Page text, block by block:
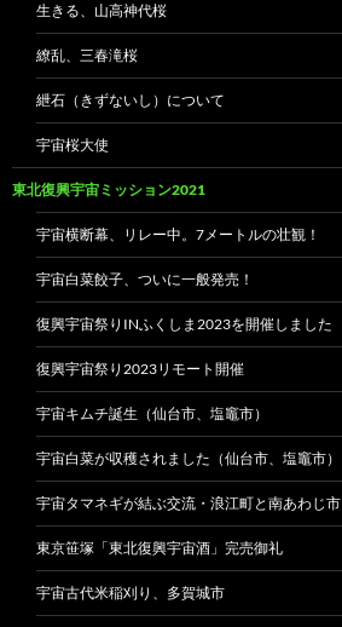
生きる、山高神代桜
繚乱、三春滝桜
紲石（きずないし）について
宇宙桜大使
東北復興宇宙ミッション2021
宇宙横断幕、リレー中。7メートルの壮観！
宇宙白菜餃子、ついに一般発売！
復興宇宙祭りINふくしま2023を開催しました
復興宇宙祭り2023リモート開催
宇宙キムチ誕生（仙台市、塩竈市）
宇宙白菜が収穫されました（仙台市、塩竈市）
宇宙タマネギが結ぶ交流・浪江町と南あわじ市
東京笹塚「東北復興宇宙酒」完売御礼
宇宙古代米稲刈り、多賀城市